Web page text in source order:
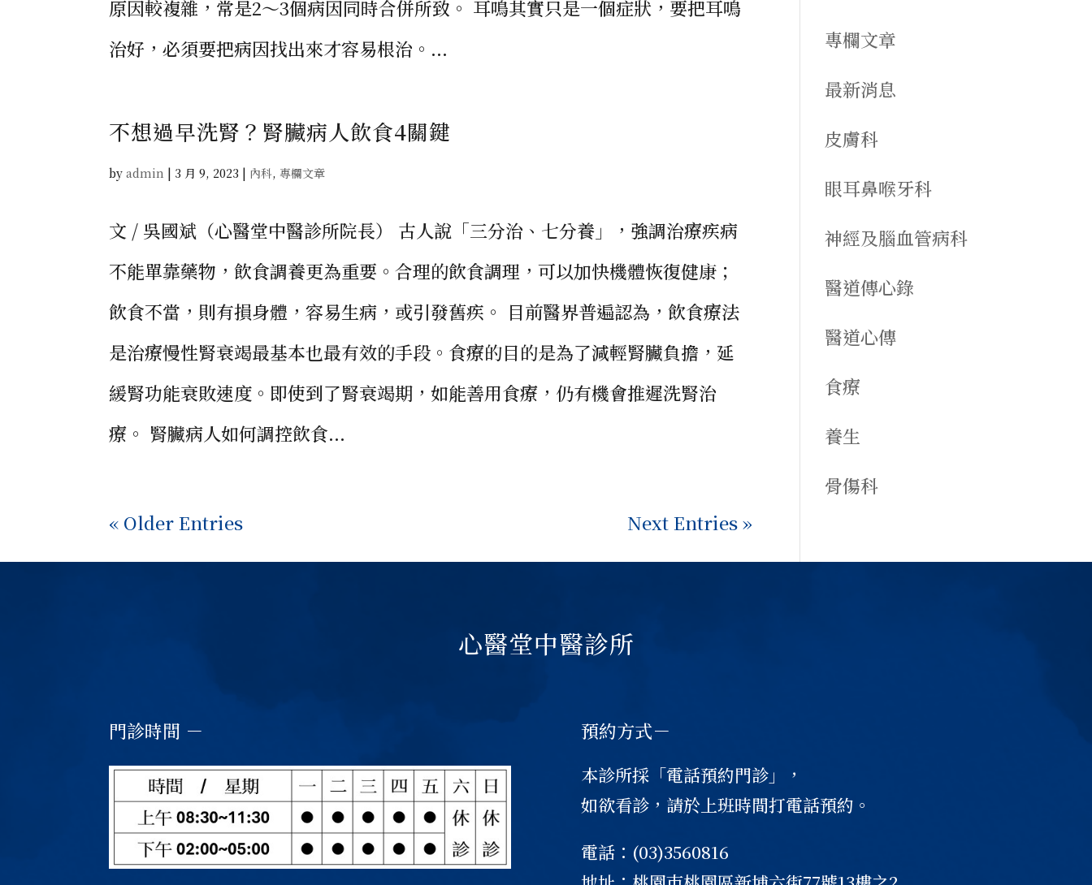
原因較複雜，常是2～3個病因同時合併所致。 耳鳴其實只是一個症狀，要把耳鳴
治好，必須要把病因找出來才容易根治。...
不想過早洗腎？腎臟病人飲食4關鍵
byadmin | 3 月 9, 2023 | 內科,專欄文章
文 / 吳國斌（心醫堂中醫診所院長） 古人說「三分治、七分養」，強調治療疾病
不能單靠藥物，飲食調養更為重要。合理的飲食調理，可以加快機體恢復健康；
飲食不當，則有損身體，容易生病，或引發舊疾。 目前醫界普遍認為，飲食療法
是治療慢性腎衰竭最基本也最有效的手段。食療的目的是為了減輕腎臟負擔，延
緩腎功能衰敗速度。即使到了腎衰竭期，如能善用食療，仍有機會推遲洗腎治
療。 腎臟病人如何調控飲食...
« Older Entries Next Entries »
專欄文章
最新消息
皮膚科
眼耳鼻喉牙科
神經及腦血管病科
醫道傳心錄
醫道心傳
食療
養生
骨傷科
心醫堂中醫診所
門診時間 － 預約方式－
本診所採「電話預約門診」，
如欲看診，請於上班時間打電話預約。
電話：(03)3560816